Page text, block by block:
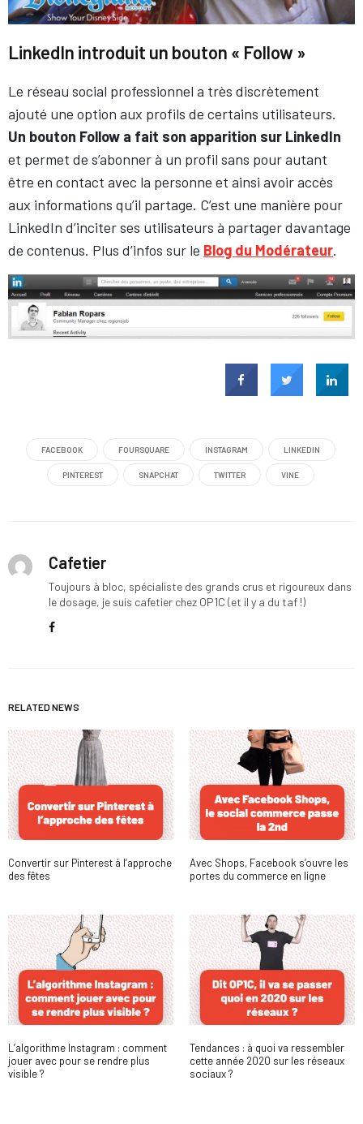
LinkedIn introduit un bouton « Follow »
Le réseau social professionnel a très discrètement
ajouté une option aux profils de certains utilisateurs.
Un bouton Follow a fait son apparition sur LinkedIn
et permet de s’abonner à un profil sans pour autant
être en contact avec la personne et ainsi avoir accès
aux informations qu’il partage. C’est une manière pour
LinkedIn d’inciter ses utilisateurs à partager davantage
de contenus. Plus d’infos sur le Blog du Modérateur.
FACEBOOK FOURSQUARE INSTAGRAM LINKEDIN
PINTEREST SNAPCHAT TWITTER VINE
Cafetier
Toujours à bloc, spécialiste des grands crus et rigoureux dans
le dosage, je suis cafetier chez OP1C (et il y a du taf !)
RELATED NEWS
Convertir sur Pinterest à l’approche
des fêtes
Avec Shops, Facebook s’ouvre les
portes du commerce en ligne
L’algorithme Instagram : comment
jouer avec pour se rendre plus
visible ?
Tendances : à quoi va ressembler
cette année 2020 sur les réseaux
sociaux ?